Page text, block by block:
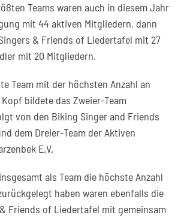
Teams waren auch in diesem Jahr
mit 44 aktiven Mitgliedern, dann
& Friends of Liedertafel mit 27
mit 20 Mitgliedern.
Team mit der höchsten Anzahl an
bildete das Zweier-Team
von den Biking Singer and Friends
dem Dreier-Team der Aktiven
E.V.
als Team die höchste Anzahl
haben waren ebenfalls die
Friends of Liedertafel mit gemeinsam